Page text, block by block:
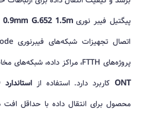
پیگتیل فیبر نوری0.9mm G.652 1.5m
پروژه‌های FTTH، مراکز داده، شبکه‌های مخابراتی شهری و اتصال بین
ONT کاربرد دارد. استفاده از استاندارد G.652D